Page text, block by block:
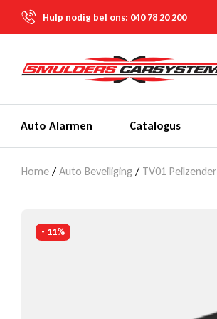
Hulp nodig bel ons: 040 78 20 200
Auto Alarmen Catalogus
Home / Auto Beveiliging / TV01 Peilzender
- 11%